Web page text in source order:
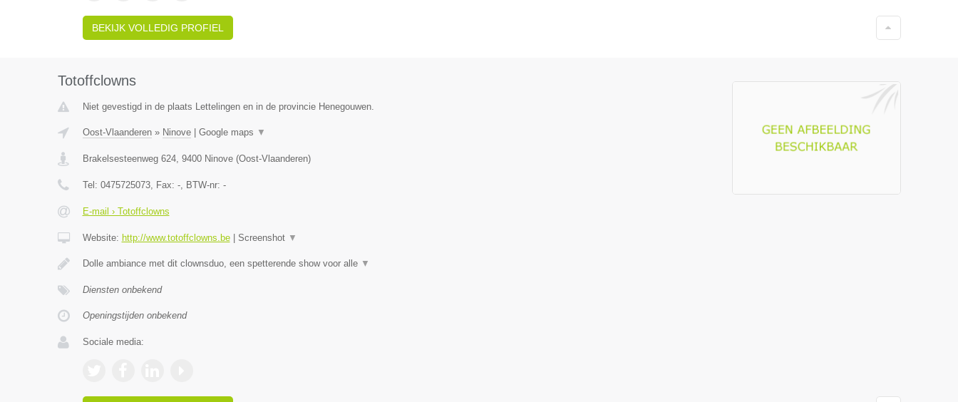
BEKIJK VOLLEDIG PROFIEL
Totoffclowns
Niet gevestigd in de plaats Lettelingen en in de provincie Henegouwen.
Oost-Vlaanderen» Ninove| Google maps ▼
Brakelsesteenweg 624, 9400 Ninove(Oost-Vlaanderen)
Tel: 0475725073, Fax: -, BTW-nr: -
E-mail › Totoffclowns
Website: http://www.totoffclowns.be| Screenshot ▼
Dolle ambiance met dit clownsduo, een spetterende show voor alle ▼
Diensten onbekend
Openingstijden onbekend
Sociale media: